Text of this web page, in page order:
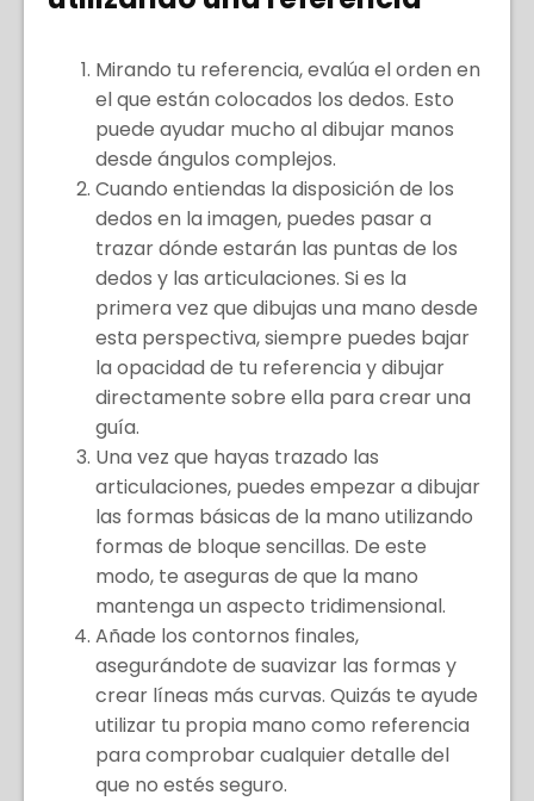
Mirando tu referencia, evalúa el orden en
el que están colocados los dedos. Esto
puede ayudar mucho al dibujar manos
desde ángulos complejos.
Cuando entiendas la disposición de los
dedos en la imagen, puedes pasar a
trazar dónde estarán las puntas de los
dedos y las articulaciones. Si es la
primera vez que dibujas una mano desde
esta perspectiva, siempre puedes bajar
la opacidad de tu referencia y dibujar
directamente sobre ella para crear una
guía.
Una vez que hayas trazado las
articulaciones, puedes empezar a dibujar
las formas básicas de la mano utilizando
formas de bloque sencillas. De este
modo, te aseguras de que la mano
mantenga un aspecto tridimensional.
Añade los contornos finales,
asegurándote de suavizar las formas y
crear líneas más curvas. Quizás te ayude
utilizar tu propia mano como referencia
para comprobar cualquier detalle del
que no estés seguro.